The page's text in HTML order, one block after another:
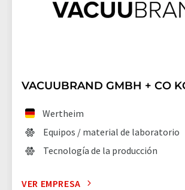
VACUUBRAND GMBH + CO
Wertheim
Equipos / material de laboratorio
Tecnología de la producción
VER EMPRESA